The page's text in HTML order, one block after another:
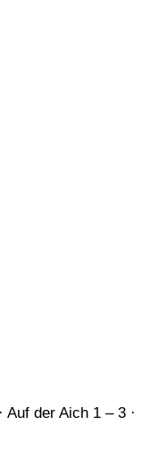
Auf der Aich 1 – 3 ·